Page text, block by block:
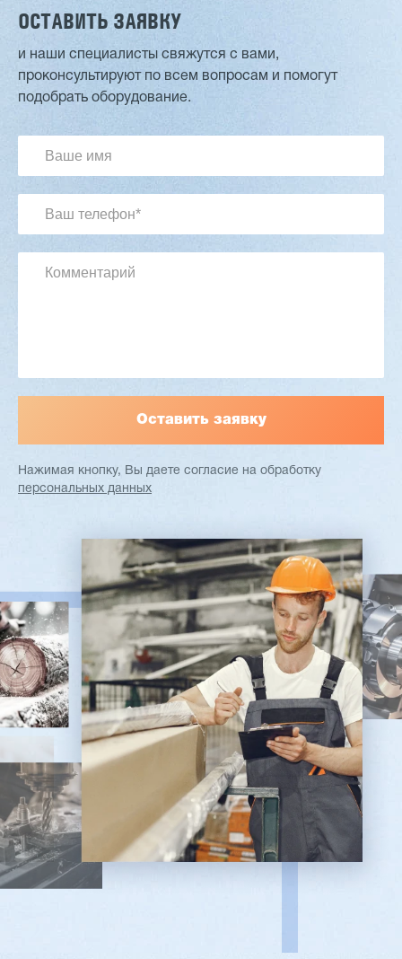
Двухсторонний шипорез MX6015
2 901 639 ₽
Артикул: 2497
Станок проходного типа
ОСТАВИТЬ ЗАЯВКУ
и наши специалисты свяжутся с вами,
проконсультируют по всем вопросам и помогут
подобрать оборудование.
Нажимая кнопку, Вы даете согласие на обработку
персональных данных